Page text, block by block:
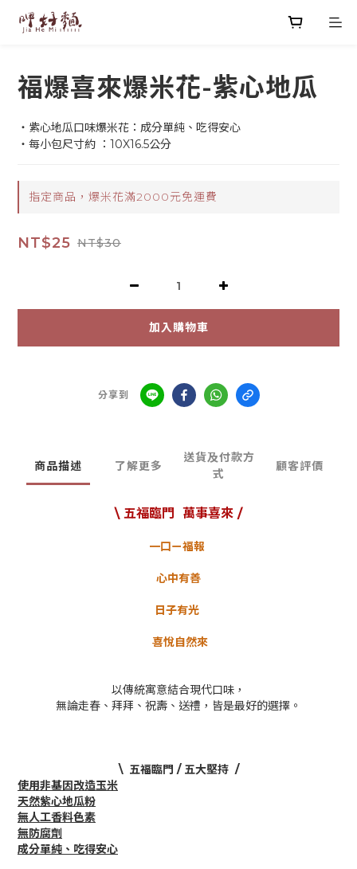
福爆喜來爆米花-紫心地瓜
・紫心地瓜口味爆米花：成分單純、吃得安心
・每小包尺寸約 ：10X16.5公分
指定商品，爆米花滿2000元免運費
NT$25 NT$30
加入購物車
分享到
商品描述 了解更多
送貨及付款方
式
顧客評價
\ 五福臨門 萬事喜來 /
一口ㄧ福報
心中有善
日子有光
喜悅自然來
以傳統寓意結合現代口味，
無論走春、拜拜、祝壽、送禮，皆是最好的選擇。
\ 五福臨門 / 五大堅持 /
使用非基因改造玉米
天然紫心地瓜粉
無人工香料色素
無防腐劑
成分單純、吃得安心